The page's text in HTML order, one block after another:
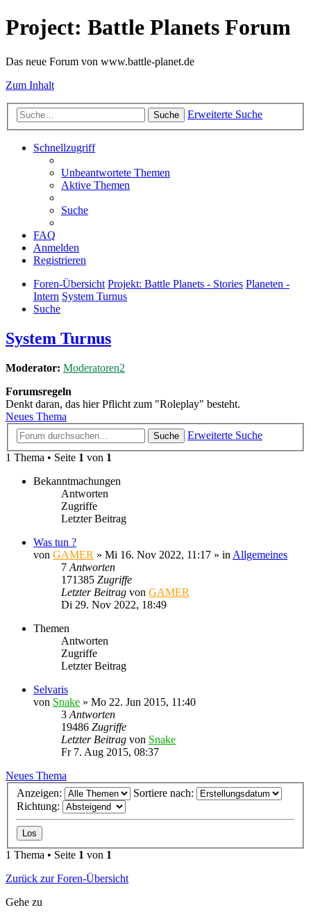
Project: Battle Planets Forum
Das neue Forum von www.battle-planet.de
Zum Inhalt
Suche Erweiterte Suche
Schnellzugriff
Unbeantwortete Themen
Aktive Themen
Suche
FAQ
Anmelden
Registrieren
Foren-Übersicht Projekt: Battle Planets - Stories Planeten -
Intern System Turnus
Suche
System Turnus
Moderator: Moderatoren2
Forumsregeln
Denkt daran, das hier Pflicht zum "Roleplay" besteht.
Neues Thema
Suche
Erweiterte Suche
1 Thema • Seite 1 von 1
Bekanntmachungen
Antworten
Zugriffe
Letzter Beitrag
Was tun ?
von GAMER » Mi 16. Nov 2022, 11:17 » in Allgemeines
7 Antworten
171385 Zugriffe
Letzter Beitrag von GAMER
Di 29. Nov 2022, 18:49
Themen
Antworten
Zugriffe
Letzter Beitrag
Selvaris
von Snake » Mo 22. Jun 2015, 11:40
3 Antworten
19486 Zugriffe
Letzter Beitrag von Snake
Fr 7. Aug 2015, 08:37
Neues Thema
Anzeigen:
Sortiere nach:
Richtung:
1 Thema • Seite 1 von 1
Zurück zur Foren-Übersicht
Gehe zu